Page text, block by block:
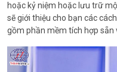
hoặc kỷ niệm hoặc lưu trữ
sẽ giới thiệu cho bạn các
gồm phần mềm tích hợp sẵn